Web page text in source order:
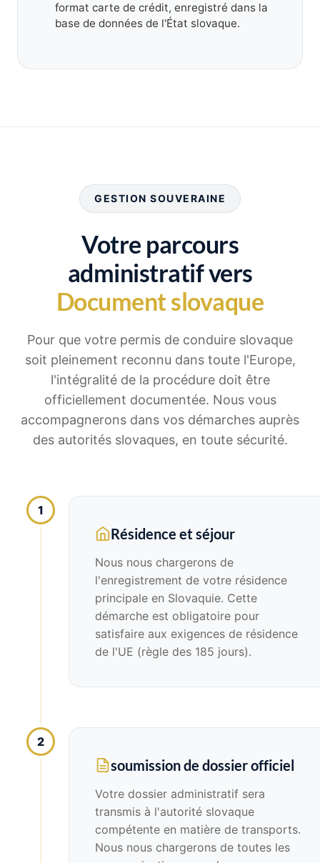
format carte de crédit, enregistré dans la
base de données de l'État slovaque.
GESTION SOUVERAINE
Votre parcours
administratif vers
Document slovaque
Pour que votre permis de conduire slovaque
soit pleinement reconnu dans toute l'Europe,
l'intégralité de la procédure doit être
officiellement documentée. Nous vous
accompagnerons dans vos démarches auprès
des autorités slovaques, en toute sécurité.
1
Résidence et séjour
Nous nous chargerons de
l'enregistrement de votre résidence
principale en Slovaquie. Cette
démarche est obligatoire pour
satisfaire aux exigences de résidence
de l'UE (règle des 185 jours).
2
soumission de dossier officiel
Votre dossier administratif sera
transmis à l'autorité slovaque
compétente en matière de transports.
Nous nous chargerons de toutes les